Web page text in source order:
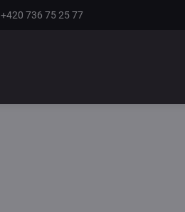
+420 736 75 25 77